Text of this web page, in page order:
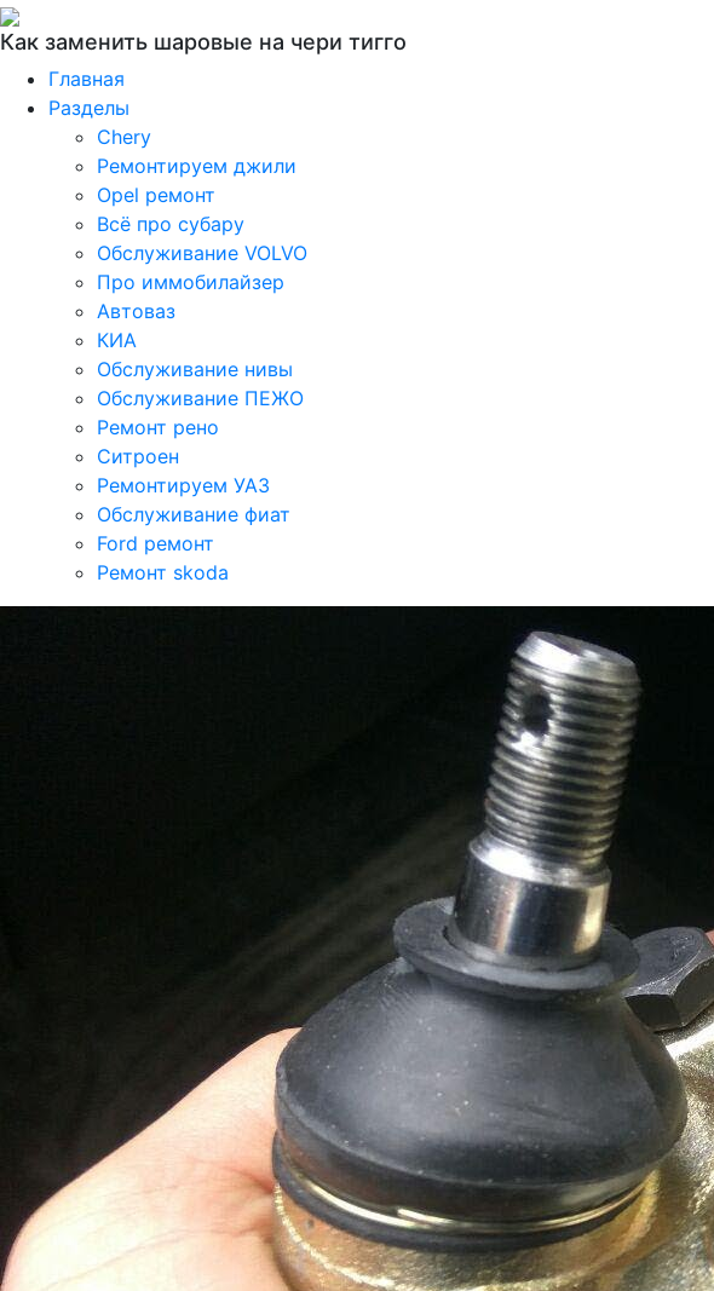
Как заменить шаровые на чери тигго
Главная
Разделы
Chery
Ремонтируем джили
Opel ремонт
Всё про субару
Обслуживание VOLVO
Про иммобилайзер
Автоваз
КИА
Обслуживание нивы
Обслуживание ПЕЖО
Ремонт рено
Ситроен
Ремонтируем УАЗ
Обслуживание фиат
Ford ремонт
Ремонт skoda